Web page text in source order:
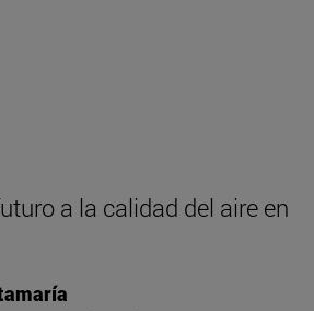
a la calidad del aire en